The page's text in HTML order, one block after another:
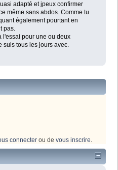
adapté et jpeux confirmer
même sans abdos. Comme tu
également pourtant en
pas.
l'essai pour une ou deux
suis tous les jours avec.
connecter ou de vous inscrire.